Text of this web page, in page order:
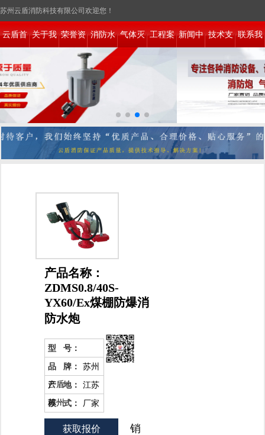
苏州云盾消防科技有限公司欢迎您！
网站地图 | RSS | XML | 新盘讯息
云盾首 关于我 荣誉资 消防水
炮系统
气体灭
火系统
工程案 新闻中 技术支 联系我
们
产品名称：
ZDMS0.8/40S-
YX60/Ex煤棚防爆消
防水炮
型 号：
品 牌：
苏州
云盾
产 地：
江苏
苏州
模 式：
厂家
直销
获取报价
销